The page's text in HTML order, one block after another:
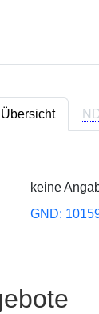
Übersicht
keine
GND: